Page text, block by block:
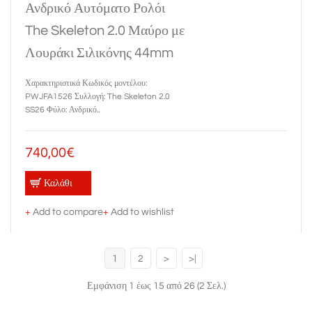
Ανδρικό Αυτόματο Ρολόι
The Skeleton 2.0 Μαύρο με
Λουράκι Σιλικόνης 44mm
Χαρακτηριστικά Κωδικός μοντέλου:
PWJFA1526 Συλλογή: The Skeleton 2.0
SS26 Φύλο: Ανδρικό..
740,00€
Καλάθι
+ Add to compare+ Add to wishlist
1 2 > >|
Εμφάνιση 1 έως 15 από 26 (2 Σελ.)